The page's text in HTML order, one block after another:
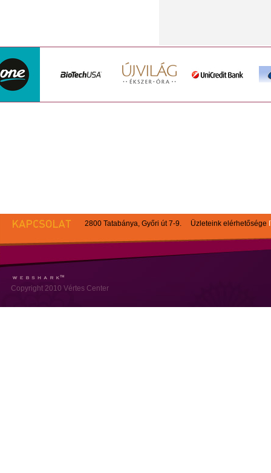
2800 Tatabánya, Győri út 7-9. Üzleteink elérhetősége
Copyright 2010 Vértes Center